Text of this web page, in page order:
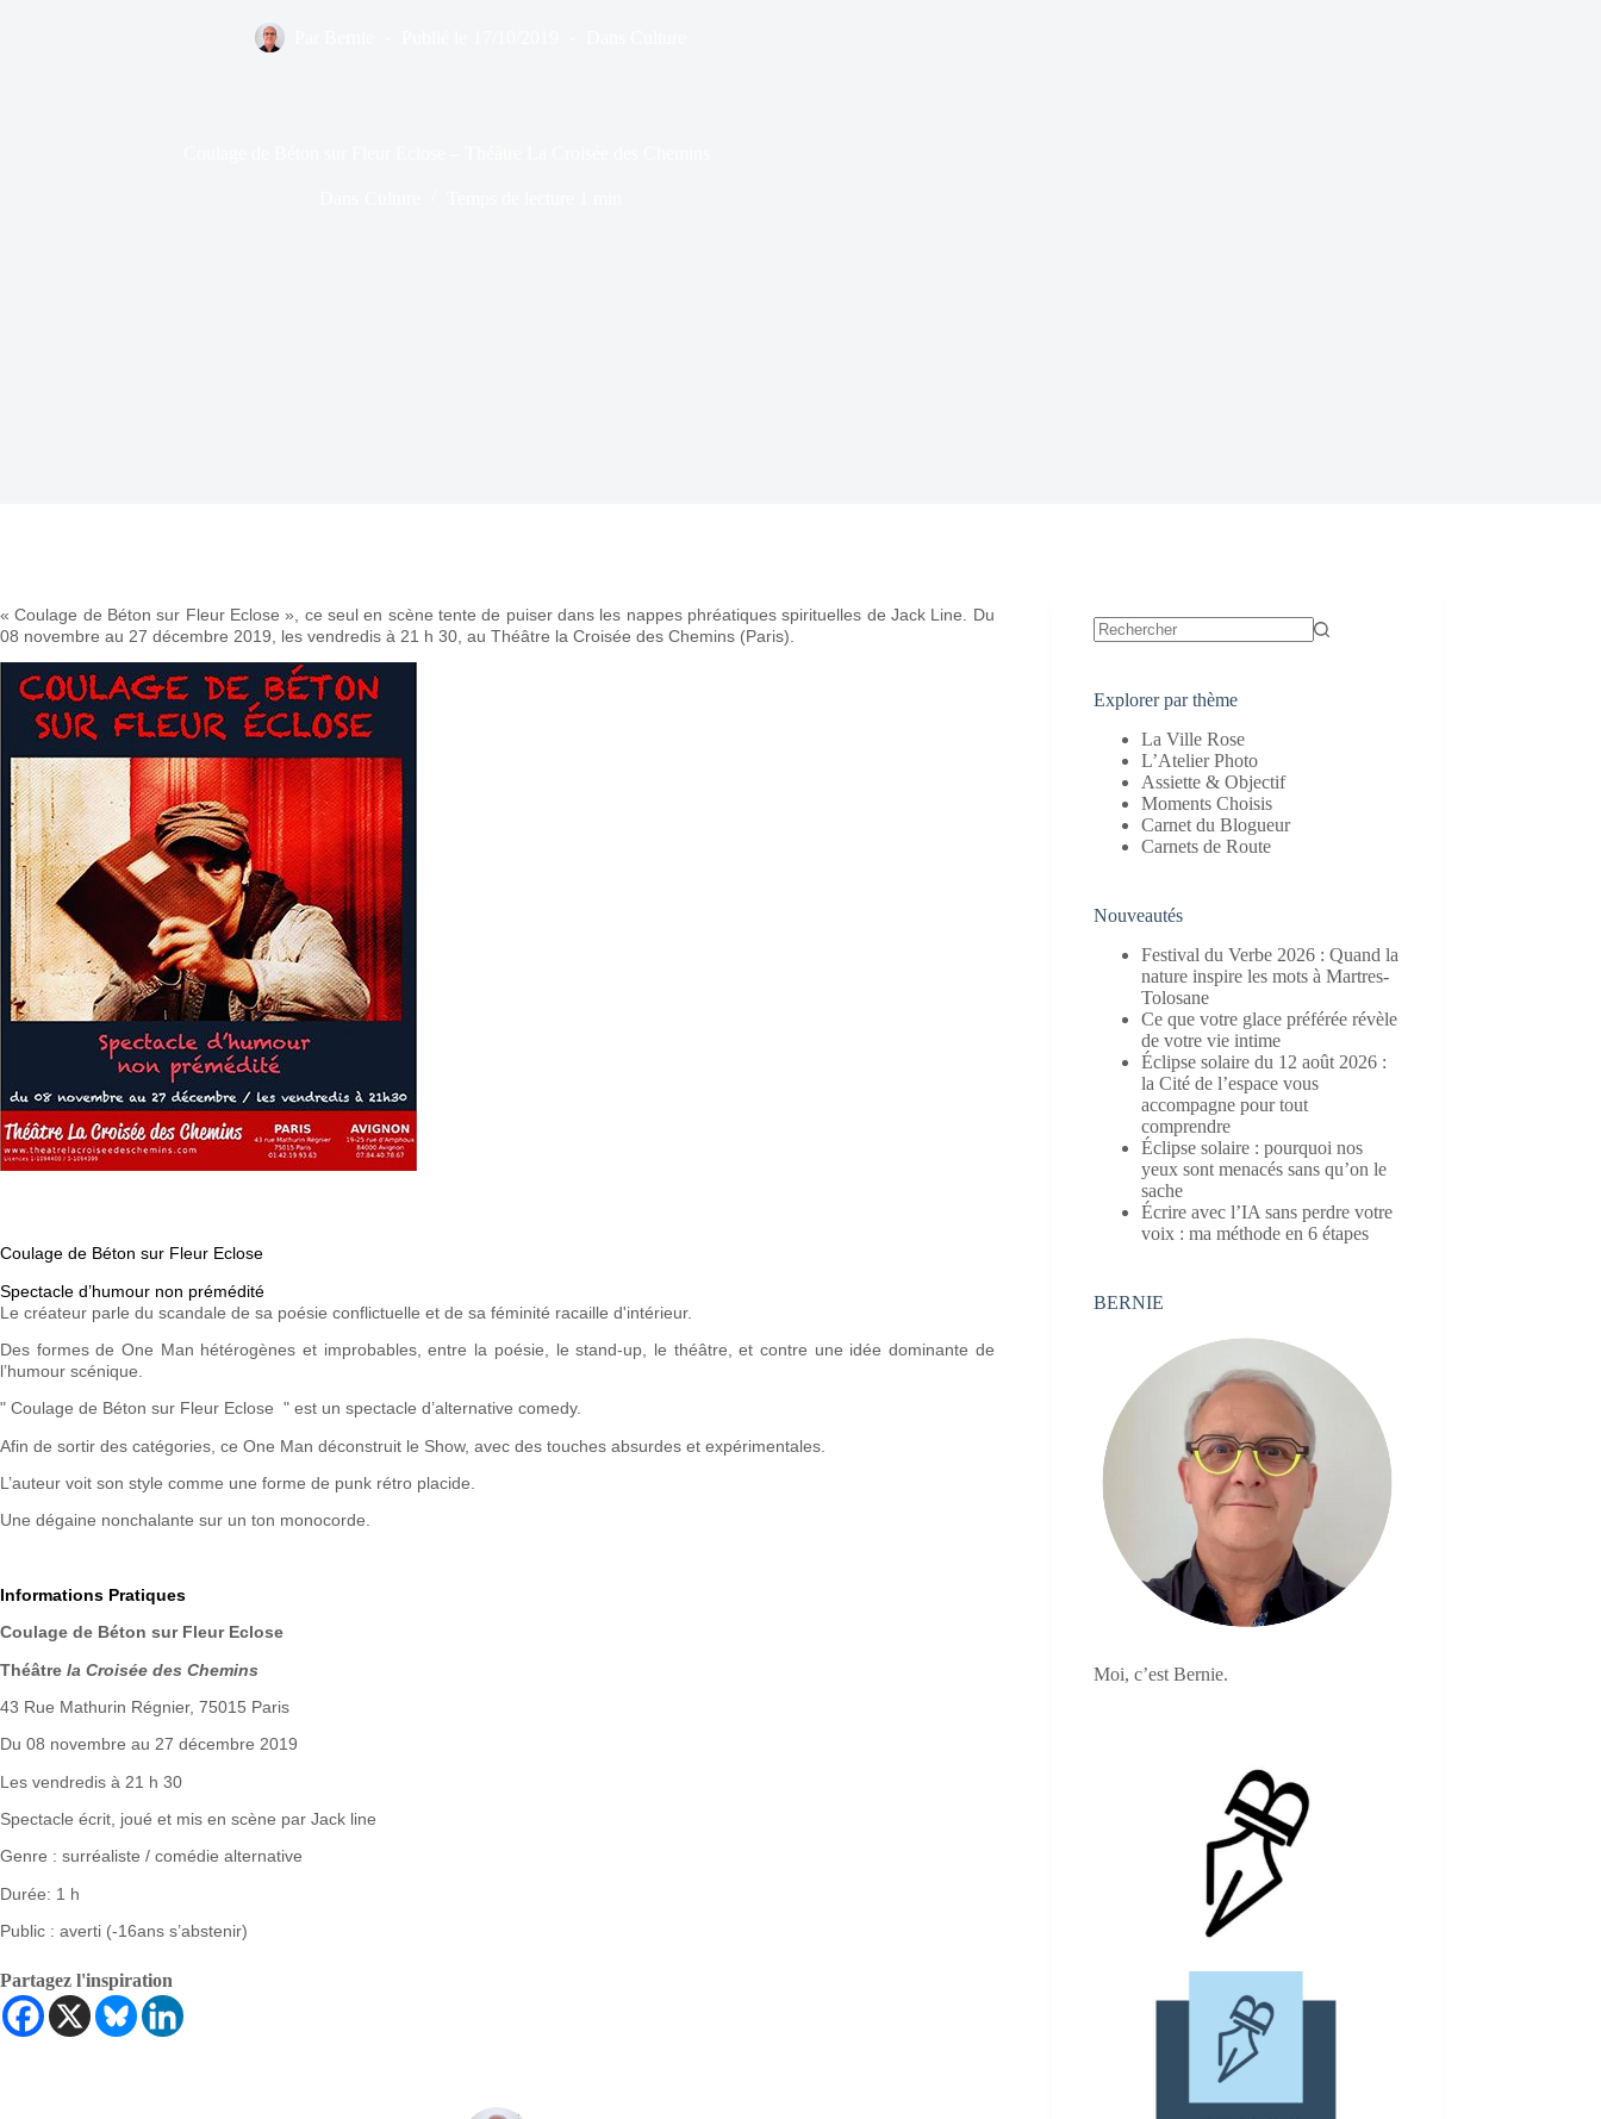
« Coulage de Béton sur Fleur Eclose », ce seul en scène tente de puiser dans les nappes phréatiques spirituelles de Jack Line. Du
08 novembre au 27 décembre 2019, les vendredis à 21 h 30, au Théâtre la Croisée des Chemins (Paris).
Coulage de Béton sur Fleur Eclose
Spectacle d’humour non prémédité
Le créateur parle du scandale de sa poésie conflictuelle et de sa féminité racaille d'intérieur.
Des formes de One Man hétérogènes et improbables, entre la poésie, le stand-up, le théâtre, et contre une idée dominante de
l’humour scénique.
" Coulage de Béton sur Fleur Eclose " est un spectacle d’alternative comedy.
Afin de sortir des catégories, ce One Man déconstruit le Show, avec des touches absurdes et expérimentales.
L’auteur voit son style comme une forme de punk rétro placide.
Une dégaine nonchalante sur un ton monocorde.
Informations Pratiques
Coulage de Béton sur Fleur Eclose
Théâtre la Croisée des Chemins
43 Rue Mathurin Régnier, 75015 Paris
Du 08 novembre au 27 décembre 2019
Les vendredis à 21 h 30
Spectacle écrit, joué et mis en scène par Jack line
Genre : surréaliste / comédie alternative
Durée: 1 h
Public : averti (-16ans s’abstenir)
Partagez l'inspiration
Explorer par thème
La Ville Rose
L’Atelier Photo
Assiette & Objectif
Moments Choisis
Carnet du Blogueur
Carnets de Route
Nouveautés
Festival du Verbe 2026 : Quand la
nature inspire les mots à Martres-
Tolosane
Ce que votre glace préférée révèle
de votre vie intime
Éclipse solaire du 12 août 2026 :
la Cité de l’espace vous
accompagne pour tout
comprendre
Éclipse solaire : pourquoi nos
yeux sont menacés sans qu’on le
sache
Écrire avec l’IA sans perdre votre
voix : ma méthode en 6 étapes
BERNIE
Moi, c’est Bernie.